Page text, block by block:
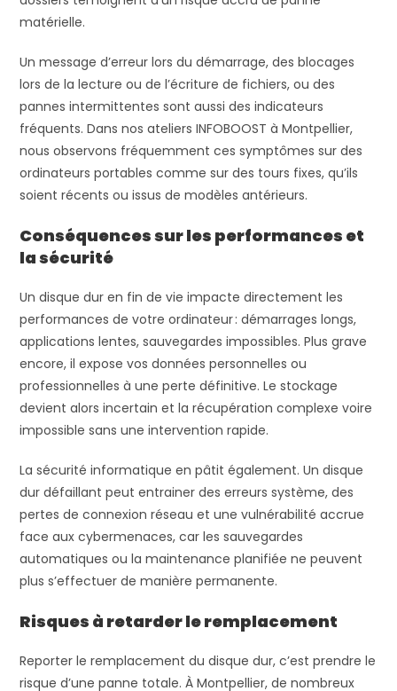
matérielle.
Un message d’erreur lors du démarrage, des blocages
lors de la lecture ou de l’écriture de fichiers, ou des
pannes intermittentes sont aussi des indicateurs
fréquents. Dans nos ateliers INFOBOOST à Montpellier,
nous observons fréquemment ces symptômes sur des
ordinateurs portables comme sur des tours fixes, qu’ils
soient récents ou issus de modèles antérieurs.
Conséquences sur les performances et
la sécurité
Un disque dur en fin de vie impacte directement les
performances de votre ordinateur : démarrages longs,
applications lentes, sauvegardes impossibles. Plus grave
encore, il expose vos données personnelles ou
professionnelles à une perte définitive. Le stockage
devient alors incertain et la récupération complexe voire
impossible sans une intervention rapide.
La sécurité informatique en pâtit également. Un disque
dur défaillant peut entrainer des erreurs système, des
pertes de connexion réseau et une vulnérabilité accrue
face aux cybermenaces, car les sauvegardes
automatiques ou la maintenance planifiée ne peuvent
plus s’effectuer de manière permanente.
Risques à retarder le remplacement
Reporter le remplacement du disque dur, c’est prendre le
risque d’une panne totale. À Montpellier, de nombreux